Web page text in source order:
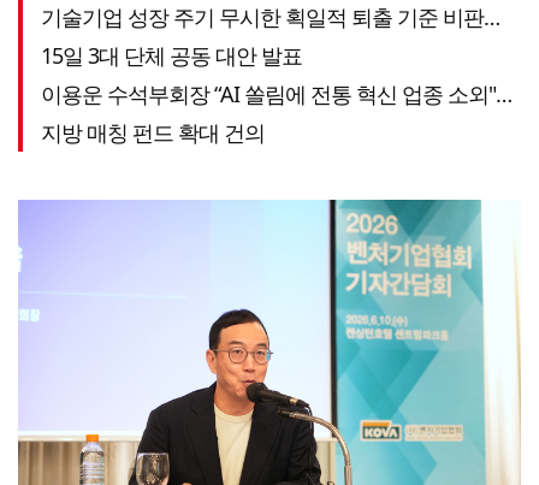
기술기업 성장 주기 무시한 획일적 퇴출 기준 비판…
15일 3대 단체 공동 대안 발표
이용운 수석부회장 “AI 쏠림에 전통 혁신 업종 소외"…
지방 매칭 펀드 확대 건의